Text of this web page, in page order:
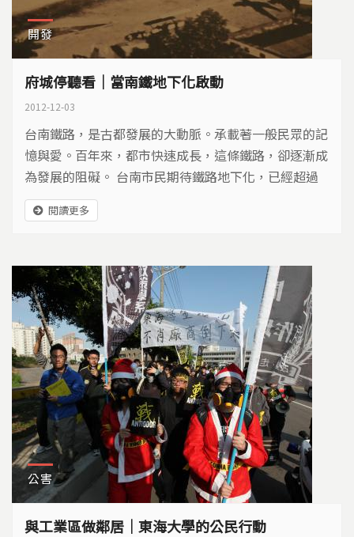
開發
府城停聽看｜當南鐵地下化啟動
2012-12-03
台南鐵路，是古都發展的大動脈。承載著一般民眾的記
憶與愛。百年來，都市快速成長，這條鐵路，卻逐漸成
為發展的阻礙。 台南市民期待鐵路地下化，已經超過
二十年，這個人人渴盼的夢想，如今，卻成為台南東區
居民的夢魘。
閱讀更多
公害
與工業區做鄰居｜東海大學的公民行動